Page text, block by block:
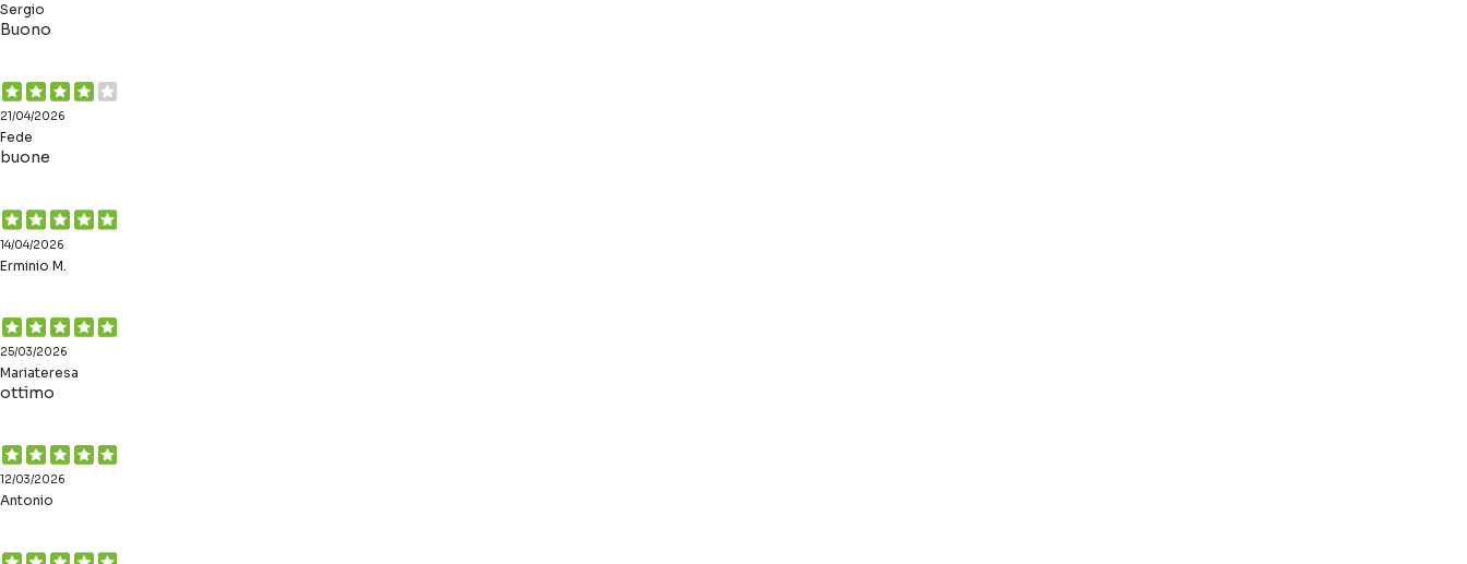
Sergio
Buono
21/04/2026
Fede
buone
14/04/2026
Erminio M.
25/03/2026
Mariateresa
ottimo
12/03/2026
Antonio